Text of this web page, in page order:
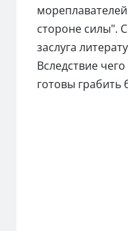
стороне силы".
заслуга
Вследствие
готовы грабить